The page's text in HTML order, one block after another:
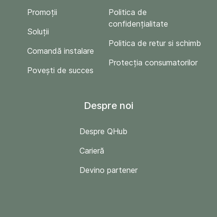
Promoții
Soluții
Comandă instalare
Povești de succes
Politica de
confidențialitate
Politica de retur si schimb
Protecția consumatorilor
Despre noi
Despre QHub
Carieră
Devino partener